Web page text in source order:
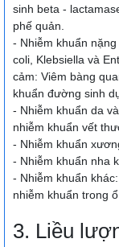
sinh beta -
phế quản.
- Nhiễm khuẩn
coli, Klebsiella và
cảm: Viêm bàng
khuẩn đường sinh
- Nhiễm khuẩn da
nhiễm khuẩn vết
- Nhiễm khuẩn
- Nhiễm khuẩn nha
- Nhiễm khuẩn
nhiễm khuẩn trong
3. Liều